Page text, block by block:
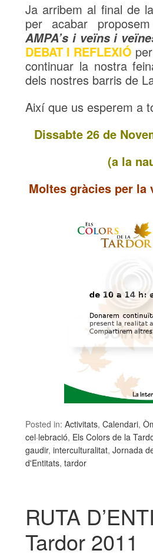
Ja arribem al final de
per acabar
AMPA’s i veïns i
DEBAT I REFLEXIÓ
continuar la nostra
dels nostres barris de
Així que us esperem a
Dissabte 26 de
(a la
Moltes gràcies per la
Posted in: Activitats, Calendari,
cel·lebració, Els Colors de la
gaudir, interculturalitat, Jornada
d'Entitats, tardor
RUTA
Tardor 2011